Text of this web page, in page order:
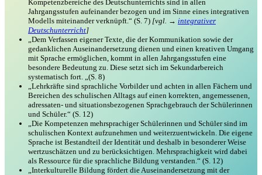
Kompetenzbereiche des Deutschunterrichts sind in allen
Jahrgangsstufen aufeinander bezogen und im Sinne eines integrativen
Modells miteinander verknüpft.“ (S. 7) [vgl. → integrativer
Deutschunterricht]
„Dem Verfassen eigener Texte, die der Kommunikation sowie der
gedanklichen Auseinandersetzung dienen und einen kreativen Umgang
mit Sprache ermöglichen, kommt in allen Jahrgangsstufen eine
besondere Bedeutung zu. Diese setzt sich im Sekundarbereich
systematisch fort. „(S. 8)
„Lehrkräfte sind sprachliche Vorbilder und achten in allen Fächern und
Bereichen des schulischen Alltags auf einen korrekten, angemessenen,
adressaten- und situationsbezogenen Sprachgebrauch der Schülerinnen
und Schüler.“ (S. 12)
„Die Kompetenzen mehrsprachiger Schülerinnen und Schüler sind im
schulischen Kontext aufzunehmen und weiterzuentwickeln. Die eigene
Sprache ist Bestandteil der Identität und deshalb in besonderer Weise
wertzuschätzen und zu berücksichtigen. Mehrsprachigkeit wird dabei
als Ressource für die sprachliche Bildung verstanden.“ (S. 12)
„Interkulturelle Bildung fördert die Auseinandersetzung mit der